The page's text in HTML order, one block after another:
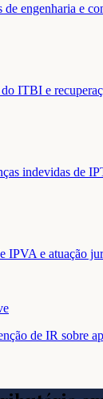
de engenharia e
ITBI e
indevidas de
IPVA e atuação
de IR sobre